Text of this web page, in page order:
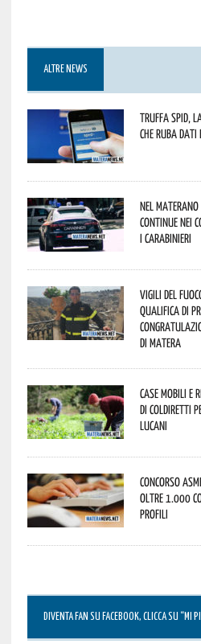
ALTRE NEWS
Truffa Spid,
che ruba dati
Nel
continue nei
i Carabinieri
Vigili del
qualifica di
di Matera
Case mobili
di Coldiretti
lucani
Concorso
oltre 1.000
profili
DIVENTA FAN SU FACEBOOK, CLICCA SU “MI